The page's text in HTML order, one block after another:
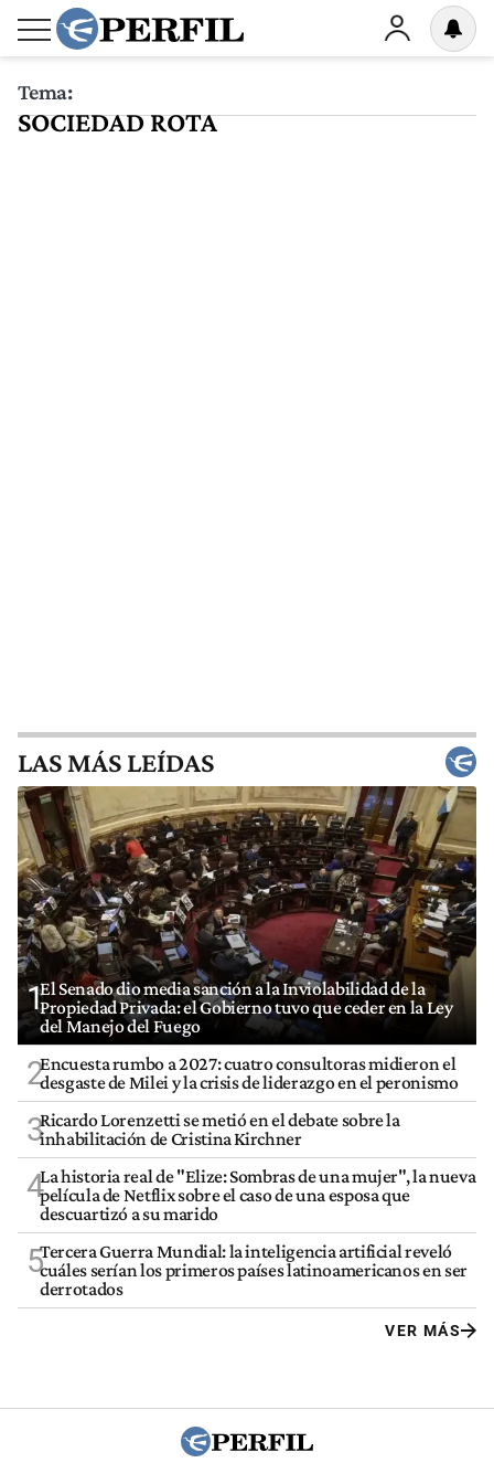
Tema:
SOCIEDAD ROTA
LAS MÁS LEÍDAS
1El Senado dio media sanción a la Inviolabilidad de la
Propiedad Privada: el Gobierno tuvo que ceder en la Ley
del Manejo del Fuego
2Encuesta rumbo a 2027: cuatro consultoras midieron el
desgaste de Milei y la crisis de liderazgo en el peronismo
3Ricardo Lorenzetti se metió en el debate sobre la
inhabilitación de Cristina Kirchner
4La historia real de "Elize: Sombras de una mujer", la nueva
película de Netflix sobre el caso de una esposa que
descuartizó a su marido
5Tercera Guerra Mundial: la inteligencia artificial reveló
cuáles serían los primeros países latinoamericanos en ser
derrotados
VER MÁS